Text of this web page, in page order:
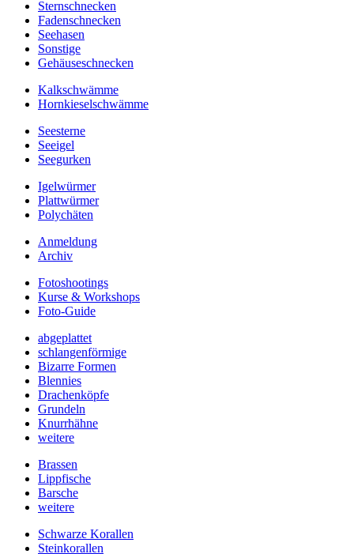
Sternschnecken
Fadenschnecken
Seehasen
Sonstige
Gehäuseschnecken
Kalkschwämme
Hornkieselschwämme
Seesterne
Seeigel
Seegurken
Igelwürmer
Plattwürmer
Polychäten
Anmeldung
Archiv
Fotoshootings
Kurse & Workshops
Foto-Guide
abgeplattet
schlangenförmige
Bizarre Formen
Blennies
Drachenköpfe
Grundeln
Knurrhähne
weitere
Brassen
Lippfische
Barsche
weitere
Schwarze Korallen
Steinkorallen